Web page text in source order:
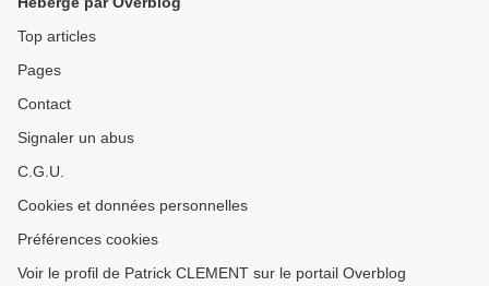
POLITIQUES ET LEUR
Top articles
Pages
Contact
Signaler un abus
C.G.U.
Cookies et données personnelles
Préférences cookies
Voir le profil de Patrick CLEMENT sur le portail Overblog